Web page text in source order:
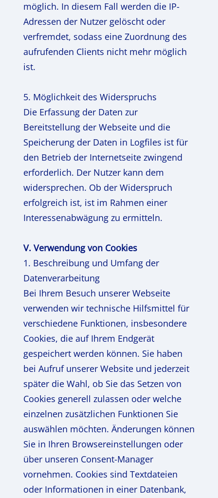
möglich. In diesem Fall werden die IP-
Adressen der Nutzer gelöscht oder
verfremdet, sodass eine Zuordnung des
aufrufenden Clients nicht mehr möglich
ist.
5. Möglichkeit des Widerspruchs
Die Erfassung der Daten zur
Bereitstellung der Webseite und die
Speicherung der Daten in Logfiles ist für
den Betrieb der Internetseite zwingend
erforderlich. Der Nutzer kann dem
widersprechen. Ob der Widerspruch
erfolgreich ist, ist im Rahmen einer
Interessenabwägung zu ermitteln.
V. Verwendung von Cookies
1. Beschreibung und Umfang der
Datenverarbeitung
Bei Ihrem Besuch unserer Webseite
verwenden wir technische Hilfsmittel für
verschiedene Funktionen, insbesondere
Cookies, die auf Ihrem Endgerät
gespeichert werden können. Sie haben
bei Aufruf unserer Website und jederzeit
später die Wahl, ob Sie das Setzen von
Cookies generell zulassen oder welche
einzelnen zusätzlichen Funktionen Sie
auswählen möchten. Änderungen können
Sie in Ihren Browsereinstellungen oder
über unseren Consent-Manager
vornehmen. Cookies sind Textdateien
oder Informationen in einer Datenbank,